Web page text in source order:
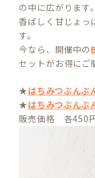
の中に広がります。
香ばしく甘じょっ
す。
今なら、開催中の
セットがお得にご
★はちみつぶん
★はちみつぶん
販売価格 各450